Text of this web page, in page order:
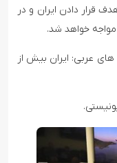
قرار دادن ایران و در
مواجه خواهد شد.
های عربی: ایران بیش از